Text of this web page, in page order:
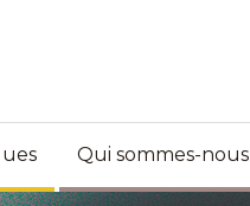
Qui sommes-nous